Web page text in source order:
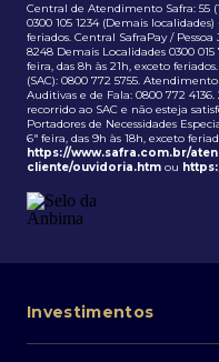
Central de Atendimento Safra: 55
0300 105 1234 (Demais
feriados. Central SafraPay /
8248 Demais Localidades 0300
feira, das 8h às 21h, exceto
(SAC): 0800 772 5755.
Auditivas e de Fala: 0800 772
recorrido ao SAC e não esteja
Portadores de Necessidades
6ª feira, das 9h às 18h, exceto
https://www.safra.com.br/
cliente/ouvidoria.htm ou
Investimentos